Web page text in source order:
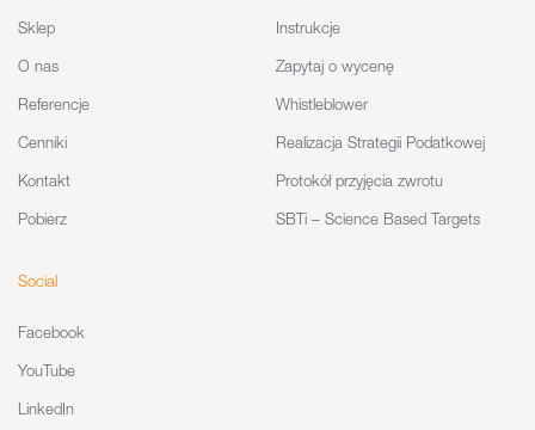
Sklep
O nas
Referencje
Cenniki
Kontakt
Pobierz
Instrukcje
Zapytaj o wycenę
Whistleblower
Realizacja Strategii Podatkowej
Protokół przyjęcia zwrotu
SBTi – Science Based Targets
Social
Facebook
YouTube
LinkedIn